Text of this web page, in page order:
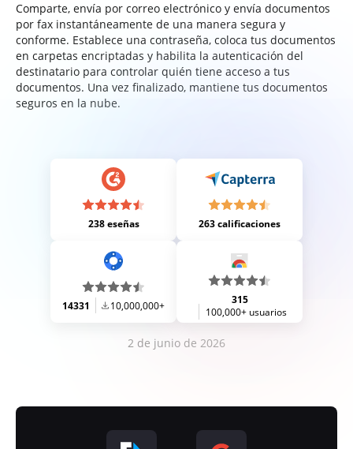
Comparte, envía por correo electrónico y envía documentos
por fax instantáneamente de una manera segura y
conforme. Establece una contraseña, coloca tus documentos
en carpetas encriptadas y habilita la autenticación del
destinatario para controlar quién tiene acceso a tus
documentos. Una vez finalizado, mantiene tus documentos
seguros en la nube.
238 eseñas 263 calificaciones
14331 10,000,000+
315
100,000+ usuarios
2 de junio de 2026